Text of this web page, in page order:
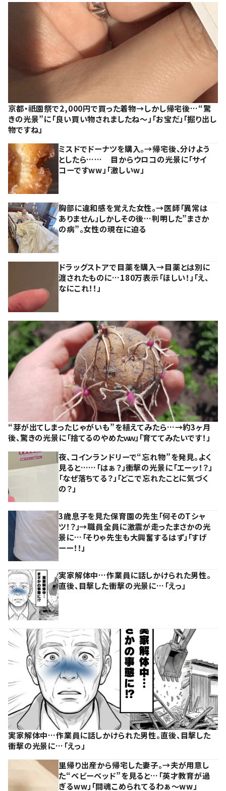
京都・祇園祭で2,000円で買った着物→しかし帰宅後…“驚
きの光景”に「良い買い物されましたね～」「お宝だ」「掘り出し
物ですね」
ミスドでドーナツを購入。→帰宅後、分けよう
としたら…… 目からウロコの光景に「サイ
コーですww」「激しいw」
胸部に違和感を覚えた女性。→医師「異常は
ありません」しかしその後…判明した”まさか
の病”。女性の現在に迫る
ドラッグストアで目薬を購入→目薬とは別に
渡されたものに…180万表示「ほしい！」「え、
なにこれ！！」
“芽が出てしまったじゃがいも”を植えてみたら…→約3ヶ月
後、驚きの光景に「捨てるのやめたｗｗ」「育ててみたいです！」
夜、コインランドリーで“忘れ物”を発見。よく
見ると……「はぁ？」衝撃の光景に「エーッ！？」
「なぜ落ちてる？」「どこで忘れたことに気づく
の？」
3歳息子を見た保育園の先生「何そのTシャ
ツ！？」→職員全員に激震が走ったまさかの光
景に…「そりゃ先生も大興奮するはず」「すげ
ーー！！」
実家解体中…作業員に話しかけられた男性。
直後、目撃した衝撃の光景に…「えっ」
実家解体中…作業員に話しかけられた男性。直後、目撃した
衝撃の光景に…「えっ」
里帰り出産から帰宅した妻子。→夫が用意し
た“ベビーベッド”を見ると…「英才教育が過
ぎるww」「闘魂こめられてるわぁ～ww」